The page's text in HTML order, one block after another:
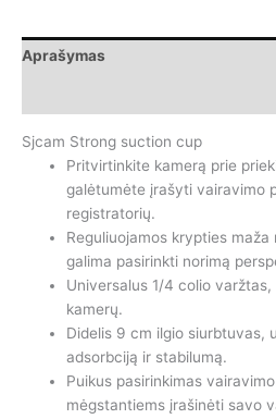
Aprašymas
Sjcam Strong suction cup
Pritvirtinkite kamerą prie
galėtumėte įrašyti vairavimo
registratorių.
Reguliuojamos krypties
galima pasirinkti norimą
Universalus 1/4 colio
kamerų.
Didelis 9 cm ilgio siurbtuvas,
adsorbciją ir stabilumą.
Puikus pasirinkimas
mėgstantiems įrašinėti savo